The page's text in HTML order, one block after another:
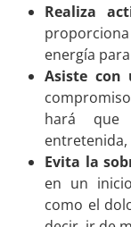
Realiza
energía
Asiste con
hará que
entretenida,
Evita la
en un
como el